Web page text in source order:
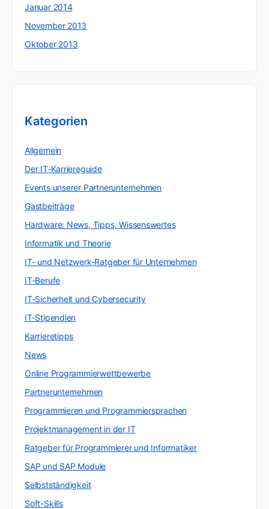
Januar 2014
November 2013
Oktober 2013
Kategorien
Allgemein
Der IT-Karriereguide
Events unserer Partnerunternehmen
Gastbeiträge
Hardware: News, Tipps, Wissenswertes
Informatik und Theorie
IT- und Netzwerk-Ratgeber für Unternehmen
IT-Berufe
IT-Sicherheit und Cybersecurity
IT-Stipendien
Karrieretipps
News
Online Programmierwettbewerbe
Partnerunternehmen
Programmieren und Programmiersprachen
Projektmanagement in der IT
Ratgeber für Programmierer und Informatiker
SAP und SAP Module
Selbstständigkeit
Soft-Skills